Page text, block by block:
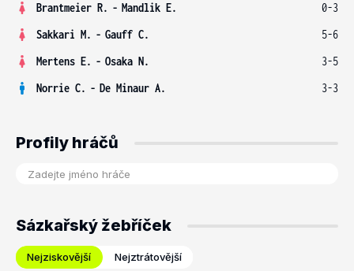
Brantmeier R. - Mandlik E.
0-3
Sakkari M. - Gauff C.
5-6
Mertens E. - Osaka N.
3-5
Norrie C. - De Minaur A. 3-3
Profily hráčů
Sázkařský žebříček
Nejziskovější Nejztrátovější